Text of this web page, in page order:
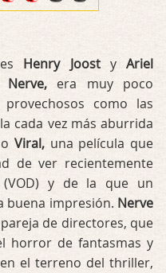
Henry Joosty Ariel
Nerve, era muy poco
como las
cada vez más aburrida
Viral,una película que
de ver recientemente
y de la que un
buena impresión. Nerve
de directores, que
horror de fantasmas y
el terreno del thriller,